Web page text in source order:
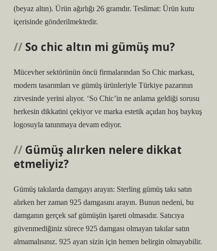
(beyaz altın). Ürün ağırlığı 26 gramdır. Teslimat: Ürün kutu
içerisinde gönderilmektedir.
So chic altın mi gümüş mu?
Mücevher sektörünün öncü firmalarından So Chic markası,
modern tasarımları ve gümüş ürünleriyle Türkiye pazarının
zirvesinde yerini alıyor. ‘So Chic’in ne anlama geldiği sorusu
herkesin dikkatini çekiyor ve marka estetik açıdan hoş baykuş
logosuyla tanınmaya devam ediyor.
Gümüş alırken nelere dikkat
etmeliyiz?
Gümüş takılarda damgayı arayın: Sterling gümüş takı satın
alırken her zaman 925 damgasını arayın. Bunun nedeni, bu
damganın gerçek saf gümüşün işareti olmasıdır. Satıcıya
güvenmediğiniz sürece 925 damgası olmayan takılar satın
almamalısınız. 925 ayarı sizin için hemen belirgin olmayabilir.